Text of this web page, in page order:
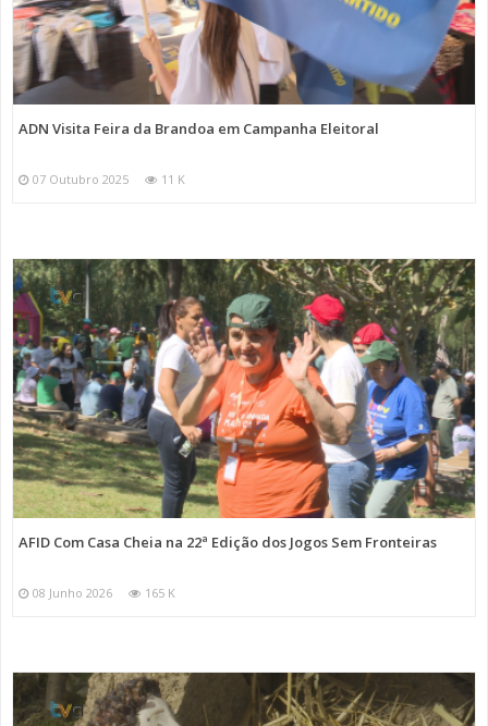
ADN Visita Feira da Brandoa em Campanha Eleitoral
07 Outubro 2025 11 K
AFID Com Casa Cheia na 22ª Edição dos Jogos Sem Fronteiras
08 Junho 2026 165 K